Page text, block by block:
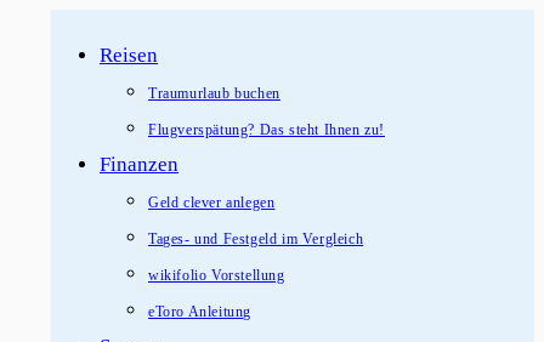
Inhalt
Reisen
Traumurlaub buchen
Flugverspätung? Das steht Ihnen zu!
Finanzen
Geld clever anlegen
Tages- und Festgeld im Vergleich
wikifolio Vorstellung
eToro Anleitung